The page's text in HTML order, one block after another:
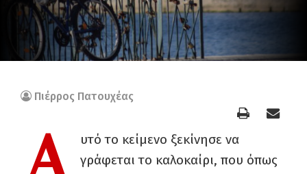
Πιέρρος Πατουχέας
υτό το κείμενο ξεκίνησε να
γράφεται το καλοκαίρι, που όπως